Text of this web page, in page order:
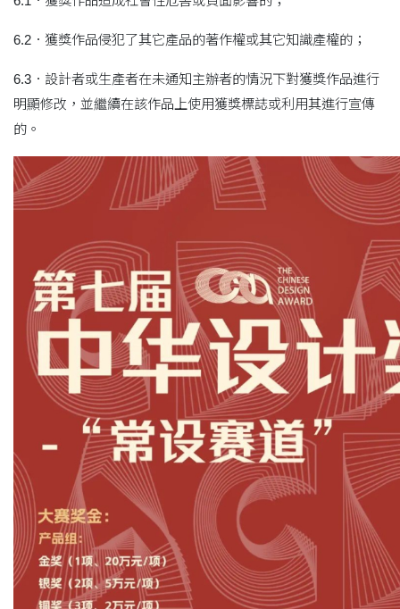
6.2．獲獎作品侵犯了其它產品的著作權或其它知識產權的；
6.3．設計者或生產者在未通知主辦者的情況下對獲獎作品進行
明顯修改，並繼續在該作品上使用獲獎標誌或利用其進行宣傳
的。